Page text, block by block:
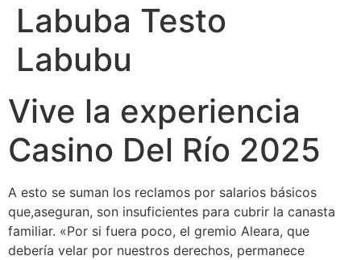
Labuba Testo
Labubu
Vive la experiencia
Casino Del Río 2025
A esto se suman los reclamos por salarios básicos
que,aseguran, son insuficientes para cubrir la canasta
familiar. «Por si fuera poco, el gremio Aleara, que
debería velar por nuestros derechos, permanece